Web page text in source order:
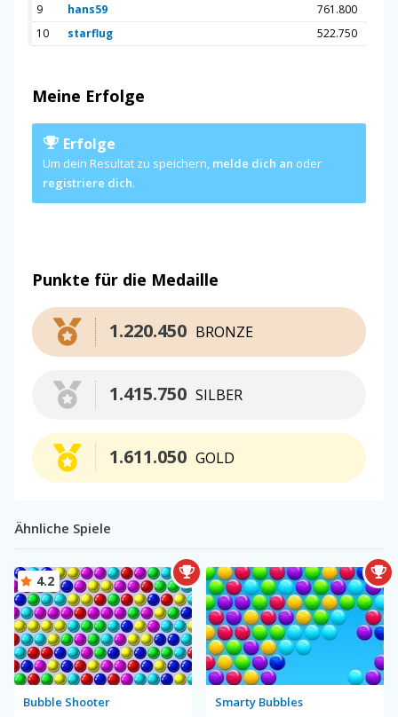
9
hans59
761.800
10
starflug 522.750
Meine Erfolge
Erfolge
Um dein Resultat zu speichern, melde dich an oder
registriere dich.
Punkte für die Medaille
BRONZE
1.220.450
SILBER
1.415.750
GOLD
1.611.050
Ähnliche Spiele
Bubble Shooter
4.2
Smarty Bubbles